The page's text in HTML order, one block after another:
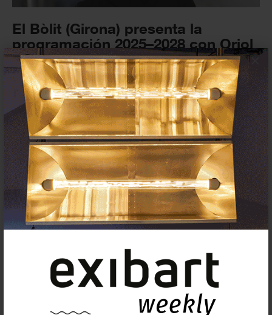
×
El Bòlit (Girona) presenta la
programación 2025–2028 con Oriol
Fontdevila como...
EXPOSICIONES 19 JUNIO 2025
Oriol Vilanova representará a
España en la 61ª Bienal de Arte...